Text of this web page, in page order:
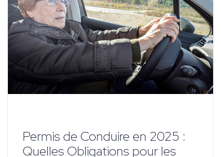
Permis de Conduire en 2025 :
Quelles Obligations pour les